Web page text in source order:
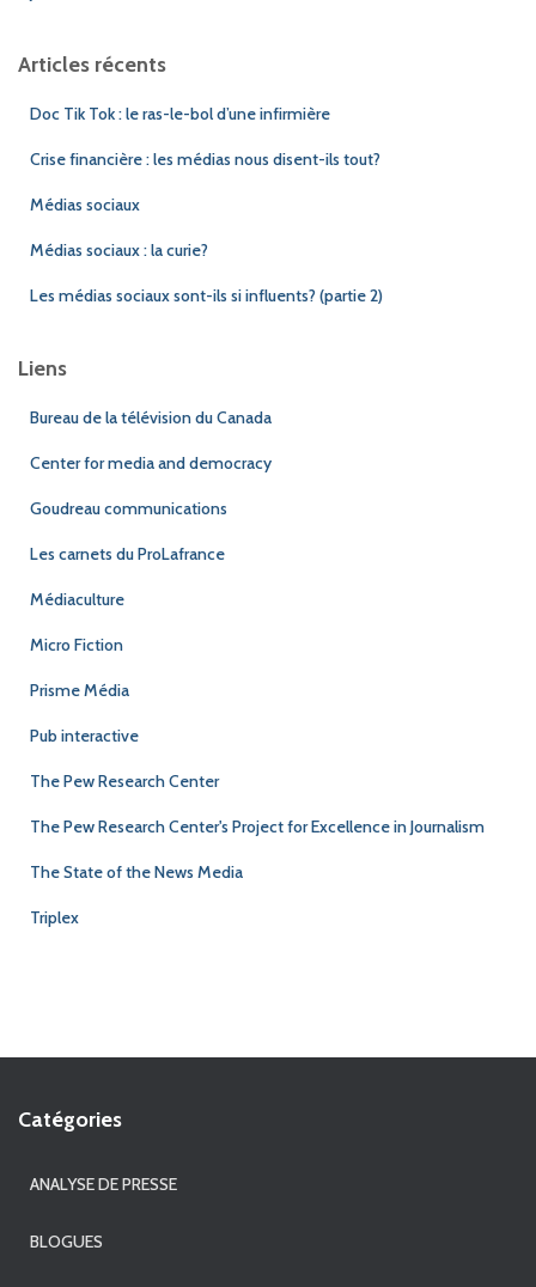
Articles récents
Doc Tik Tok : le ras-le-bol d’une infirmière
Crise financière : les médias nous disent-ils tout?
Médias sociaux
Médias sociaux : la curie?
Les médias sociaux sont-ils si influents? (partie 2)
Liens
Bureau de la télévision du Canada
Center for media and democracy
Goudreau communications
Les carnets du ProLafrance
Médiaculture
Micro Fiction
Prisme Média
Pub interactive
The Pew Research Center
The Pew Research Center's Project for Excellence in Journalism
The State of the News Media
Triplex
Catégories
ANALYSE DE PRESSE
BLOGUES